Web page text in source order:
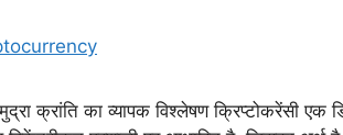
क्रांति का व्यापक विश्लेषण क्रिप्टोकरेंसी एक